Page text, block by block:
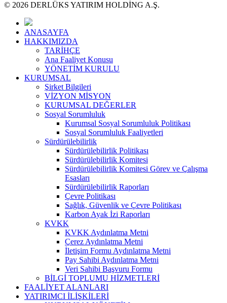
© 2026 DERLÜKS YATIRIM HOLDİNG A.Ş.
ANASAYFA
HAKKIMIZDA
TARİHÇE
Ana Faaliyet Konusu
YÖNETİM KURULU
KURUMSAL
Şirket Bilgileri
VİZYON MİSYON
KURUMSAL DEĞERLER
Sosyal Sorumluluk
Kurumsal Sosyal Sorumluluk Politikası
Sosyal Sorumluluk Faaliyetleri
Sürdürülebilirlik
Sürdürülebilirlik Politikası
Sürdürülebilirlik Komitesi
Sürdürülebilirlik Komitesi Görev ve Çalışma
Esasları
Sürdürülebilirlik Raporları
Çevre Politikası
Sağlık, Güvenlik ve Çevre Politikası
Karbon Ayak İzi Raporları
KVKK
KVKK Aydınlatma Metni
Çerez Aydınlatma Metni
İletişim Formu Aydınlatma Metni
Pay Sahibi Aydınlatma Metni
Veri Sahibi Başvuru Formu
BİLGİ TOPLUMU HİZMETLERİ
FAALİYET ALANLARI
YATIRIMCI İLİŞKİLERİ